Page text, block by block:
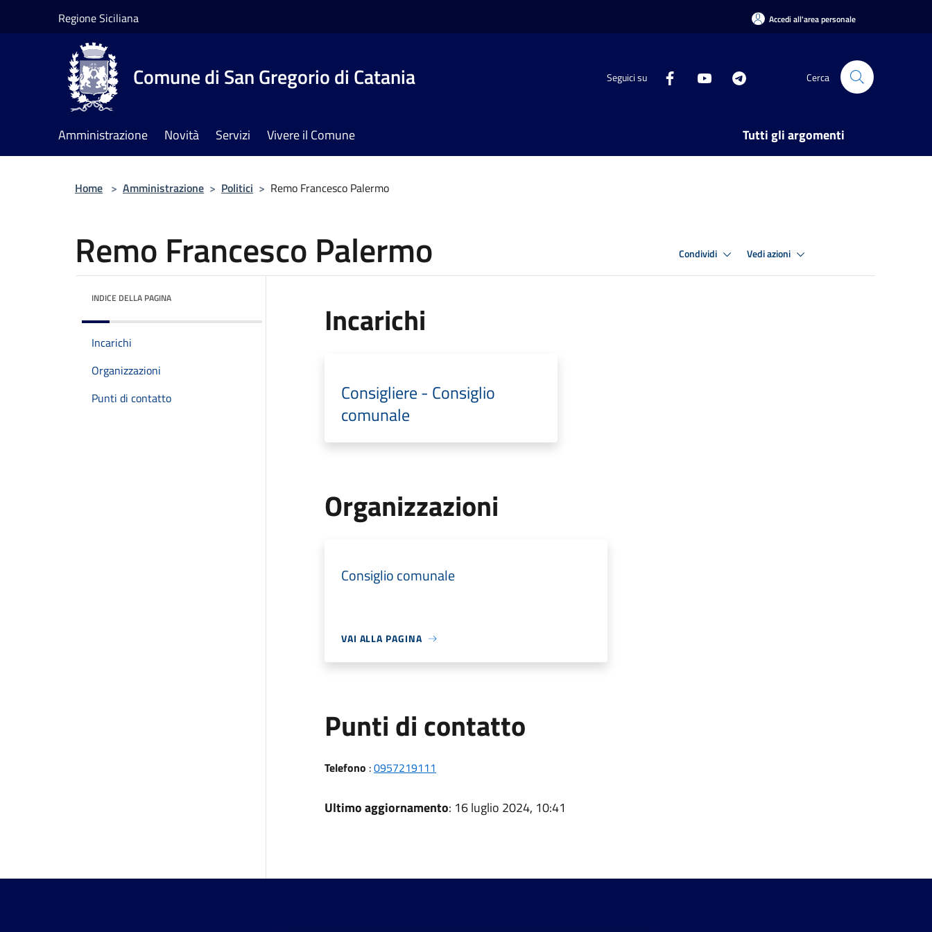
Regione Siciliana Accedi all'area personale
Comune di San Gregorio di Catania Seguici su Cerca
Amministrazione Novità Servizi Vivere il Comune Tutti gli argomenti
Home > Amministrazione > Politici > Remo Francesco Palermo
Remo Francesco Palermo Condividi Vedi azioni
INDICE DELLA PAGINA
Incarichi
Organizzazioni
Punti di contatto
Incarichi
Consigliere - Consiglio
comunale
Organizzazioni
Consiglio comunale
VAI ALLA PAGINA
Punti di contatto
Telefono :0957219111
Ultimo aggiornamento: 16 luglio 2024, 10:41